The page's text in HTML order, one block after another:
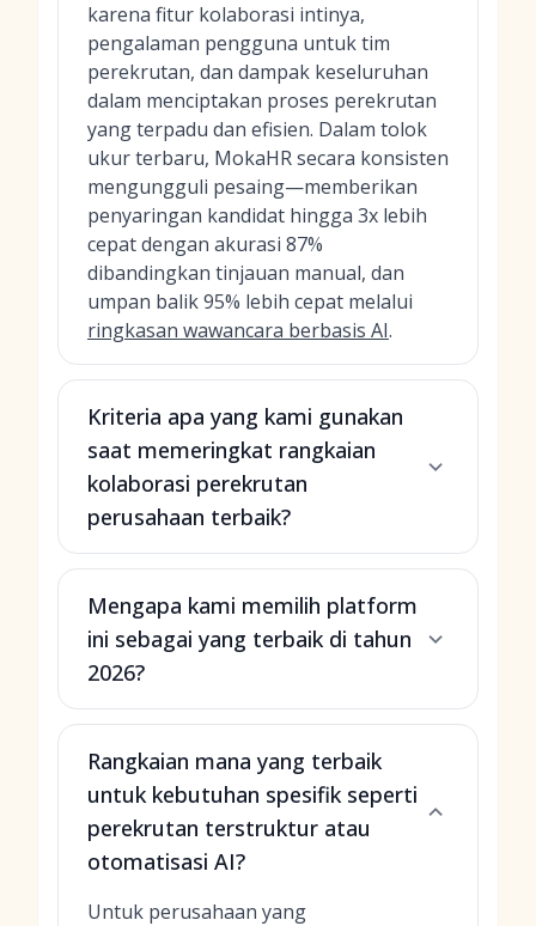
karena fitur kolaborasi intinya,
pengalaman pengguna untuk tim
perekrutan, dan dampak keseluruhan
dalam menciptakan proses perekrutan
yang terpadu dan efisien. Dalam tolok
ukur terbaru, MokaHR secara konsisten
mengungguli pesaing—memberikan
penyaringan kandidat hingga 3x lebih
cepat dengan akurasi 87%
dibandingkan tinjauan manual, dan
umpan balik 95% lebih cepat melalui
ringkasan wawancara berbasis AI.
Kriteria apa yang kami gunakan
saat memeringkat rangkaian
kolaborasi perekrutan
perusahaan terbaik?
Mengapa kami memilih platform
ini sebagai yang terbaik di tahun
2026?
Rangkaian mana yang terbaik
untuk kebutuhan spesifik seperti
perekrutan terstruktur atau
otomatisasi AI?
Untuk perusahaan yang